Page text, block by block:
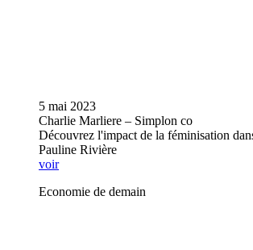
5 mai 2023
Charlie Marliere – Simplon co
Découvrez l'impact de la féminisation
Pauline Rivière
voir
Economie de demain